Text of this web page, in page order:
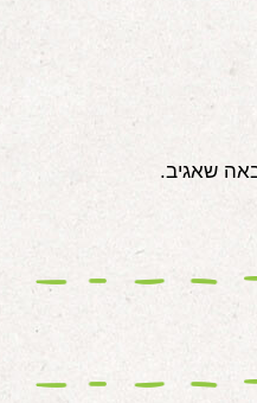
שאגיב.